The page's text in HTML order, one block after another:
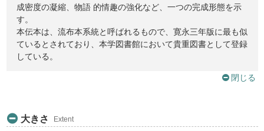
成密度の凝縮、物語 的情趣の強化など、一つの完成形態を示
す。
本伝本は、流布本系統と呼ばれるもので、寛永三年版に最も似
ているとされており、本学図書館において貴重図書として登録
している。
閉じる
大きさ Extent